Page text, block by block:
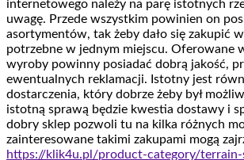
internetowego należy na parę istotnych
uwagę. Przede wszystkim powinien on
asortymentów, tak żeby dało się zakupić
potrzebne w jednym miejscu. Oferowane
wyroby powinny posiadać dobrą jakość,
ewentualnych reklamacji. Istotny jest
dostarczenia, który dobrze żeby był
istotną sprawą będzie kwestia dostawy i
dobry sklep pozwoli tu na kilka różnych
zainteresowane takimi zakupami mogą
https://klik4u.pl/product-category/